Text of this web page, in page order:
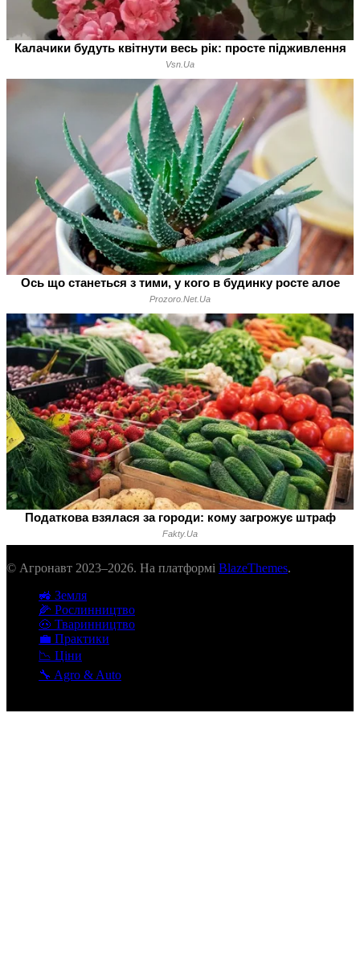
© Агронавт 2023–2026. На платформі BlazeThemes.
🚜 Земля
🌽 Рослинництво
🐽 Тваринництво
💼 Практики
📉 Ціни
🔧 Agro & Auto